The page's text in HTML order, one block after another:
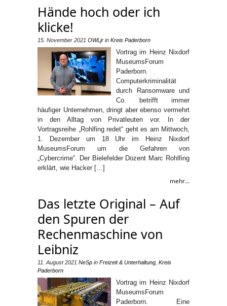
Hände hoch oder ich
klicke!
15. November 2021 OWLjr in Kreis Paderborn
Vortrag im Heinz Nixdorf
MuseumsForum
Paderborn.
Computerkriminalität
durch Ransomware und
Co. betrifft immer
häufiger Unternehmen, dringt aber ebenso vermehrt
in den Alltag von Privatleuten vor. In der
Vortragsreihe „Rohlfing redet“ geht es am Mittwoch,
1. Dezember um 18 Uhr im Heinz Nixdorf
MuseumsForum um die Gefahren von
„Cybercrime“. Der Bielefelder Dozent Marc Rohlfing
erklärt, wie Hacker […]
mehr...
Das letzte Original – Auf
den Spuren der
Rechenmaschine von
Leibniz
11. August 2021 NeSp in Freizeit & Unterhaltung Kreis
Paderborn
Vortrag im Heinz Nixdorf
MuseumsForum
Paderborn. Eine